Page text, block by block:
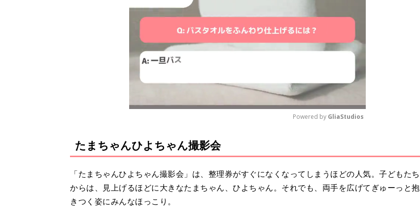
u
t
e
Powered by GliaStudios
たまちゃんひよちゃん撮影会
「たまちゃんひよちゃん撮影会」は、整理券がすぐになくなってしまうほどの人気。子どもたち
からは、見上げるほどに大きなたまちゃん、ひよちゃん。それでも、両手を広げてぎゅーっと抱
きつく姿にみんなほっこり。